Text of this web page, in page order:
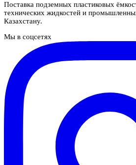
Поставка подземных пластиковых
технических жидкостей и
Казахстану.
Мы в соцсетях